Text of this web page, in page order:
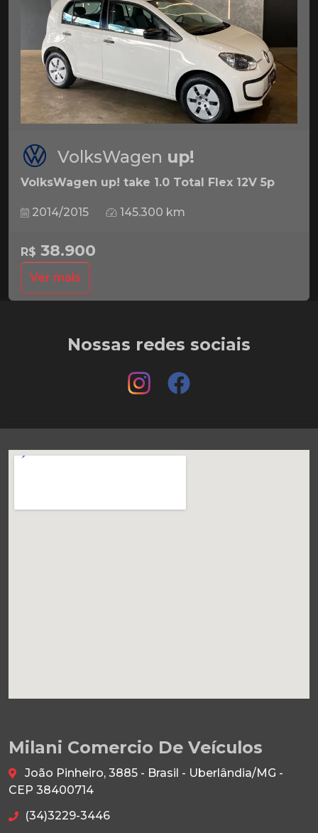
VolksWagen up!
VolksWagen up! take 1.0 Total Flex 12V 5p
2014/2015 145.300 km
R$ 38.900
Ver mais
Nossas redes sociais
Milani Comercio De Veículos
João Pinheiro, 3885 - Brasil - Uberlândia/MG -
CEP 38400714
(34)3229-3446